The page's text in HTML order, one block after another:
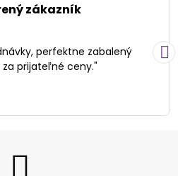
zákazník
/
5
perfektne zabalený
prijateľné ceny."